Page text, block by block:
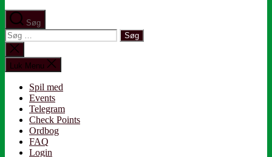
Søg
Søg
efter:
Luk
søgning
Luk Menu
Spil med
Events
Telegram
Check Points
Ordbog
FAQ
Login